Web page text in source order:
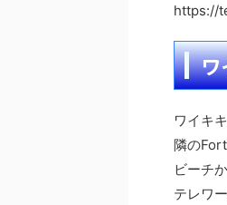
https://
ワ
ワイキ
隣の
ビーチ
テレワ